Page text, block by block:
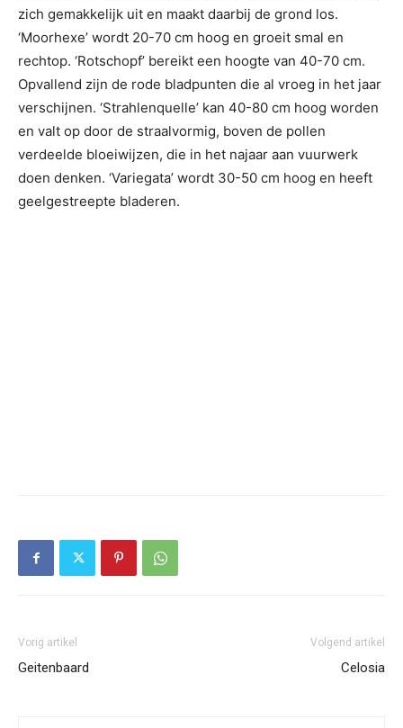
zich gemakkelijk uit en maakt daarbij de grond los.
‘Moorhexe’ wordt 20-70 cm hoog en groeit smal en
rechtop. ‘Rotschopf’ bereikt een hoogte van 40-70 cm.
Opvallend zijn de rode bladpunten die al vroeg in het jaar
verschijnen. ‘Strahlenquelle’ kan 40-80 cm hoog worden
en valt op door de straalvormig, boven de pollen
verdeelde bloeiwijzen, die in het najaar aan vuurwerk
doen denken. ‘Variegata’ wordt 30-50 cm hoog en heeft
geelgestreepte bladeren.
Vorig artikel
Geitenbaard
Volgend artikel
Celosia